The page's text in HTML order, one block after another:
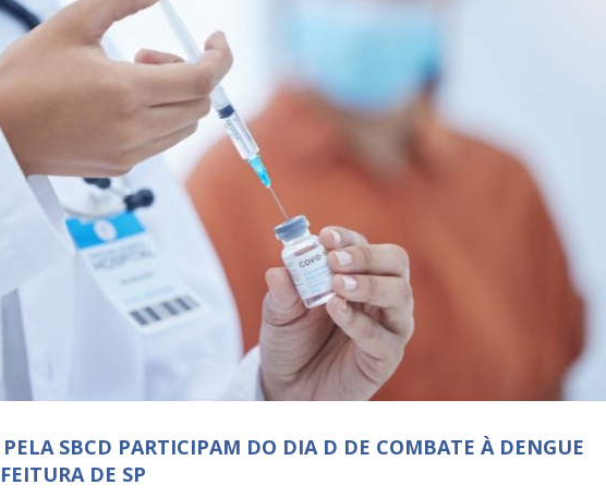
SBCD PARTICIPAM DO DIA D DE COMBATE À DENGUE
DE SP